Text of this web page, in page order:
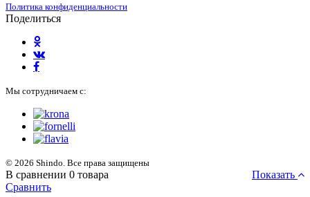
Политика конфиденциальности
Поделиться
Мы сотрудничаем с:
© 2026 Shindo. Все права защищены
В сравнении 0 товара
Показать
Сравнить